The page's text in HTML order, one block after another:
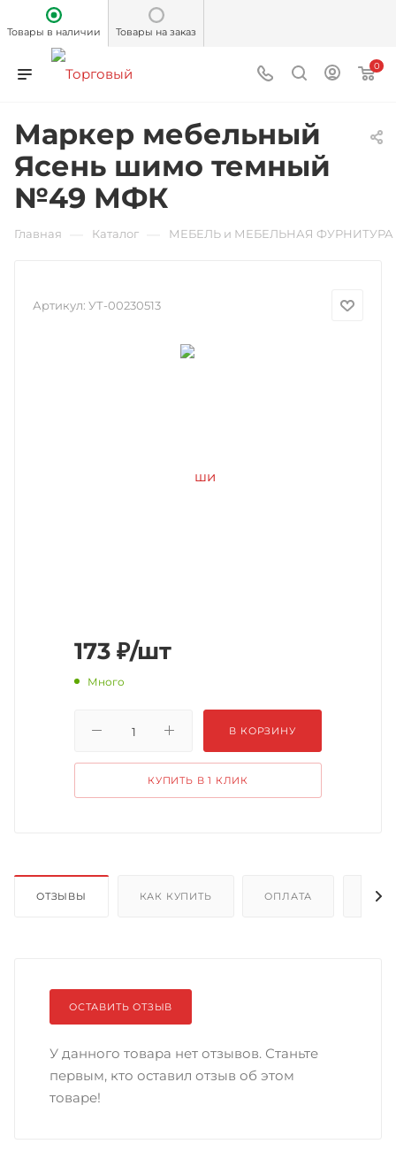
Товары в наличии Товары на заказ
0
Маркер мебельный
Ясень шимо темный
№49 МФК
Главная Каталог МЕБЕЛЬ и МЕБЕЛЬНАЯ ФУРНИТУРА
Артикул: УТ-00230513
173 ₽/шт
Много
В КОРЗИНУ
КУПИТЬ В 1 КЛИК
ОТЗЫВЫ КАК КУПИТЬ ОПЛАТА
ОСТАВИТЬ ОТЗЫВ
У данного товара нет отзывов. Станьте
первым, кто оставил отзыв об этом
товаре!